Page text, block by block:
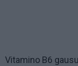
Vitamino B6